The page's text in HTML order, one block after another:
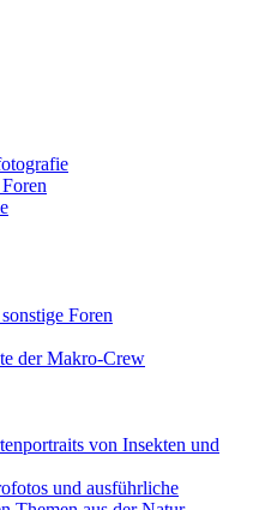
Foren
der Makro-Crew
von Insekten und
und ausführliche